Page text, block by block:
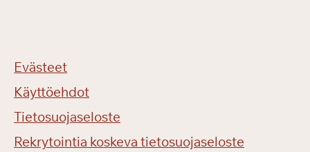
Evästeet
Käyttöehdot
Tietosuojaseloste
Rekrytointia koskeva tietosuojaseloste